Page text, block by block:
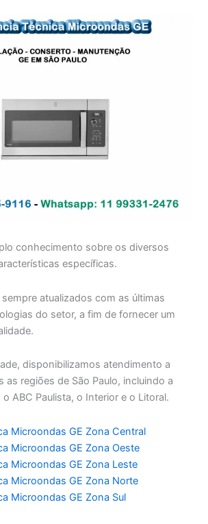
conhecimento sobre os diversos
específicas.
atualizados com as últimas
do setor, a fim de fornecer um
disponibilizamos atendimento a
as regiões de São Paulo, incluindo a
ABC Paulista, o Interior e o Litoral.
Microondas GE Zona Central
Microondas GE Zona Oeste
Microondas GE Zona Leste
Microondas GE Zona Norte
Microondas GE Zona Sul